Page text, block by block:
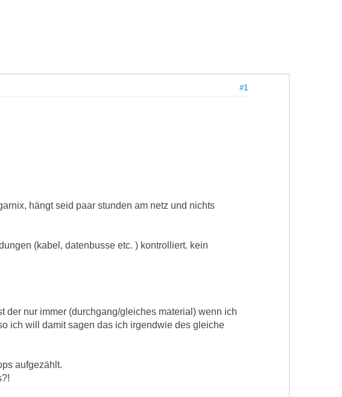
#1
hängt seid paar stunden am netz und nichts
(kabel, datenbusse etc. ) kontrolliert. kein
der nur immer (durchgang/gleiches material) wenn ich
ich will damit sagen das ich irgendwie des gleiche
aufgezählt.